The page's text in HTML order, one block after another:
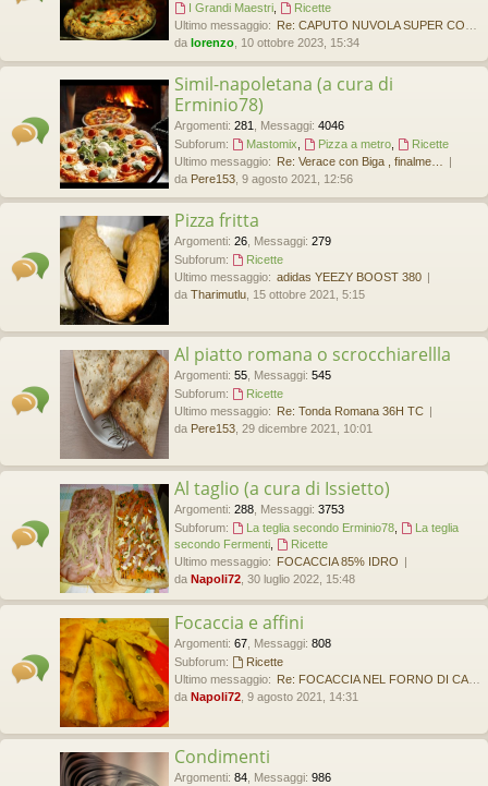
I Grandi Maestri,
Ricette
Ultimo messaggio:
Re: CAPUTO NUVOLA SUPER CON L…
da lorenzo , 10 ottobre 2023, 15:34
Simil-napoletana (a cura di
Erminio78)
Argomenti: 281 Messaggi: 4046
Subforum:
Mastomix Pizza a metro,
Ricette
Ultimo messaggio:
Re: Verace con Biga , finalme…
da Pere153 , 9 agosto 2021, 12:56
Pizza fritta
Argomenti: 26 Messaggi: 279
Subforum:
Ricette
Ultimo messaggio: adidas YEEZY BOOST 380
da Tharimutlu , 15 ottobre 2021, 5:15
Al piatto romana o scrocchiarellla
Argomenti: 55 Messaggi: 545
Subforum:
Ricette
Ultimo messaggio:
Re: Tonda Romana 36H TC
da Pere153 , 29 dicembre 2021, 10:01
Al taglio (a cura di Issietto)
Argomenti: 288 Messaggi: 3753
Subforum:
La teglia secondo Erminio78,
La teglia
secondo Fermenti
Ricette
Ultimo messaggio:
FOCACCIA 85% IDRO
da Napoli72 , 30 luglio 2022, 15:48
Focaccia e affini
Argomenti: 67 Messaggi: 808
Subforum:
Ricette
Ultimo messaggio:
Re: FOCACCIA NEL FORNO DI CAS…
da Napoli72 , 9 agosto 2021, 14:31
Condimenti
Argomenti: 84 Messaggi: 986